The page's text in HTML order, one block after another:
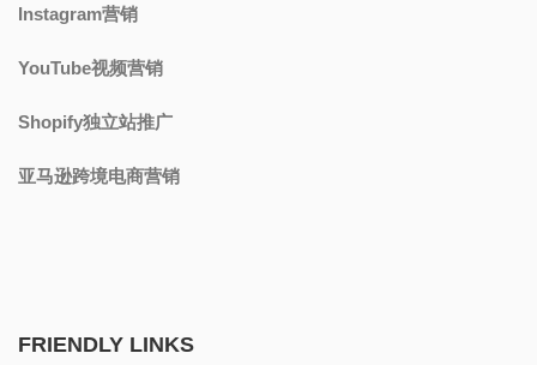
Instagram营销
YouTube视频营销
Shopify独立站推广
亚马逊跨境电商营销
FRIENDLY LINKS